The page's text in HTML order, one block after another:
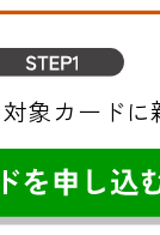
対象カードに